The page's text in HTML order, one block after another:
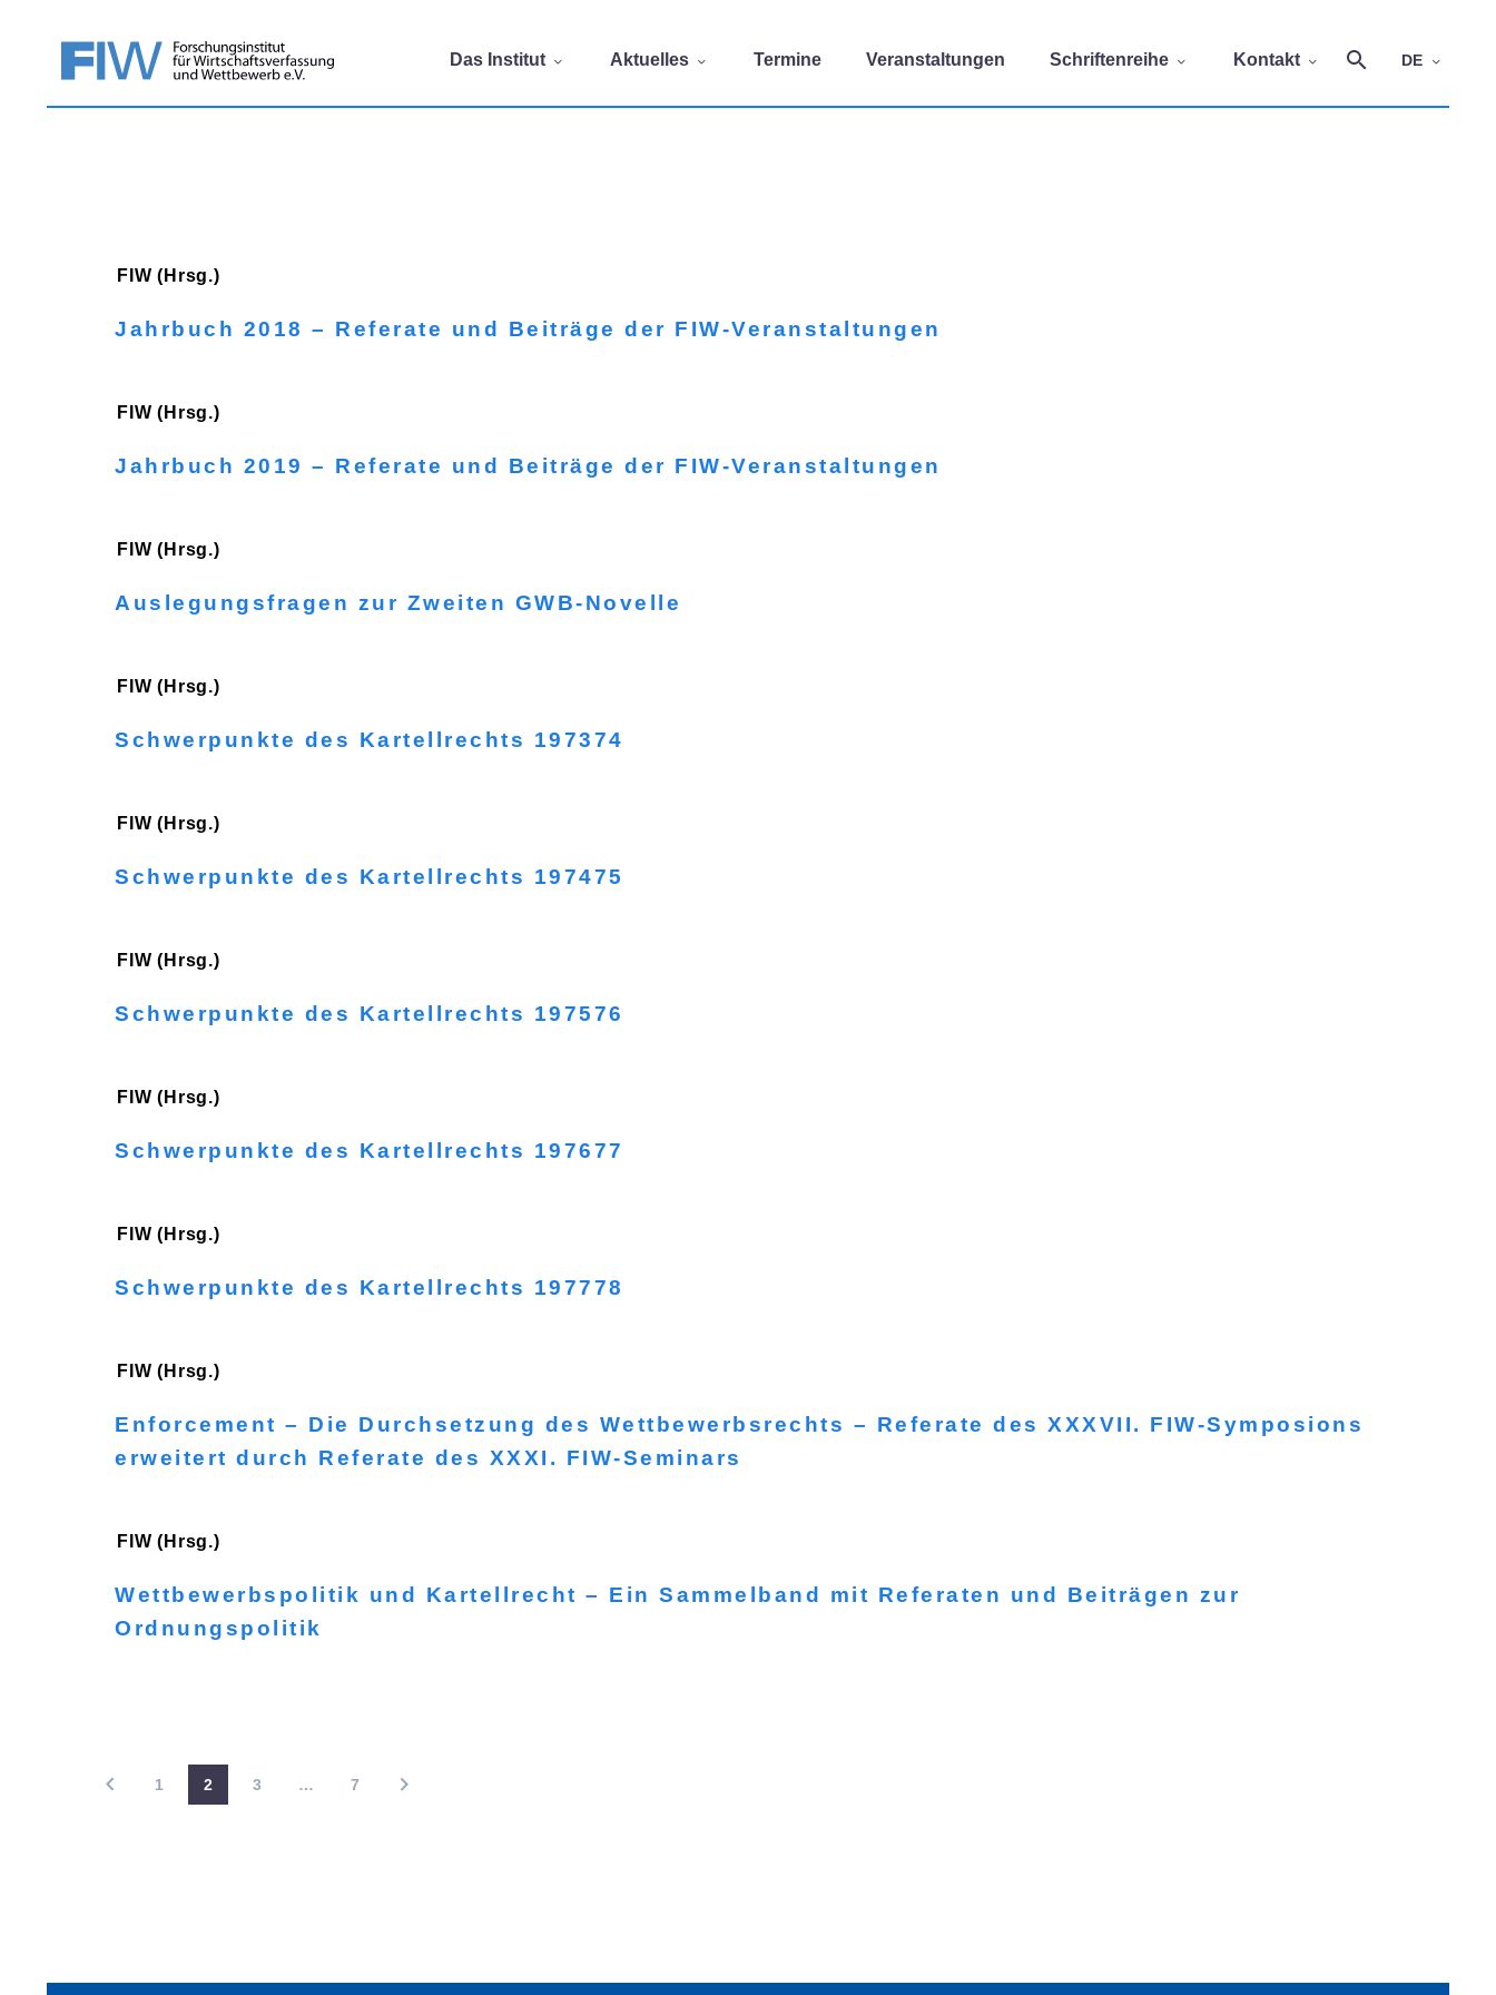
Das Institut Aktuelles Termine Veranstaltungen Schriftenreihe Kontakt DE
FIW (Hrsg.)
Jahrbuch 2018 – Referate und Beiträge der FIW-Veranstaltungen
FIW (Hrsg.)
Jahrbuch 2019 – Referate und Beiträge der FIW-Veranstaltungen
FIW (Hrsg.)
Auslegungsfragen zur Zweiten GWB-Novelle
FIW (Hrsg.)
Schwerpunkte des Kartellrechts 197374
FIW (Hrsg.)
Schwerpunkte des Kartellrechts 197475
FIW (Hrsg.)
Schwerpunkte des Kartellrechts 197576
FIW (Hrsg.)
Schwerpunkte des Kartellrechts 197677
FIW (Hrsg.)
Schwerpunkte des Kartellrechts 197778
FIW (Hrsg.)
Enforcement – Die Durchsetzung des Wettbewerbsrechts – Referate des XXXVII. FIW-Symposions
erweitert durch Referate des XXXI. FIW-Seminars
FIW (Hrsg.)
Wettbewerbspolitik und Kartellrecht – Ein Sammelband mit Referaten und Beiträgen zur
Ordnungspolitik
1 2 3 … 7